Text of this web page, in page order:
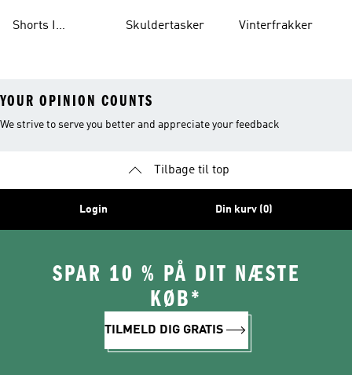
Shorts I
Skuldertasker Vinterfrakker
YOUR OPINION COUNTS
We strive to serve you better and appreciate your feedback
Tilbage til top
Login Din kurv (0)
SPAR 10 % PÅ DIT NÆSTE
KØB*
TILMELD DIG GRATIS